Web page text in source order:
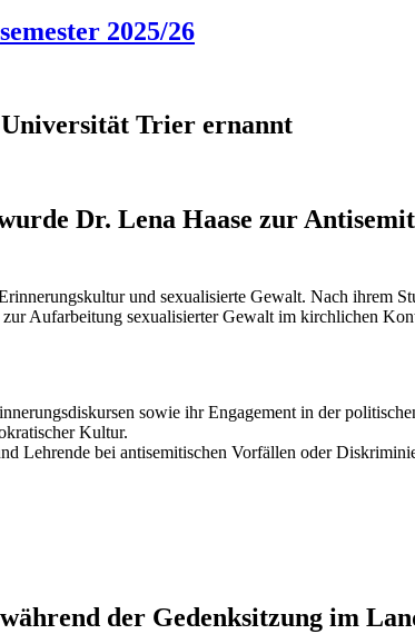
2025/26
Universität Trier ernannt
Dr. Lena Haase zur
und sexualisierte Gewalt. Nach ihrem
Aufarbeitung sexualisierter Gewalt im kirchlichen
sowie ihr Engagement in der
Kultur.
Lehrende bei antisemitischen Vorfällen oder
der Gedenksitzung im